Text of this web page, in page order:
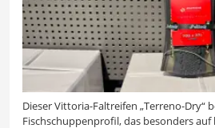
Dieser Vittoria-Faltreifen „Terreno-Dry“
Fischschuppenprofil, das besonders